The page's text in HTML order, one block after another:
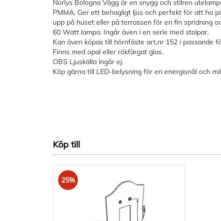
Norlys Bologna Vägg är en snygg och stilren
PMMA. Ger ett behagligt ljus och perfekt för att ha
upp på huset eller på terrassen för en fin spridning
60 Watt lampa. Ingår även i en serie med stolpar.
Kan även köpas till hörnfäste art.nr 152 i passande
Finns med opal eller rökfärgat glas.
OBS Ljuskälla ingår ej.
Köp gärna till LED-belysning för en energisnål och
Köp till
25%